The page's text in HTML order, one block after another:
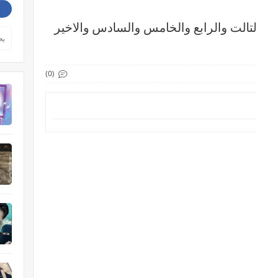
والرابع والخامس والسادس والاخير
(0)